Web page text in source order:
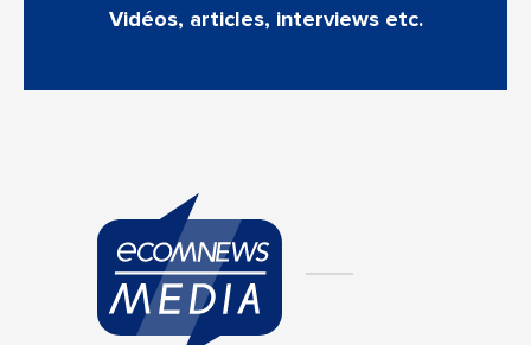
Vidéos, articles, interviews etc.